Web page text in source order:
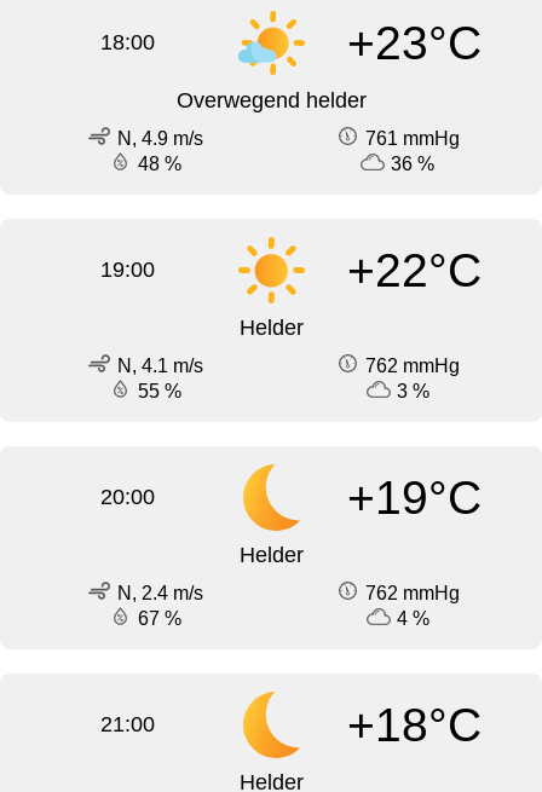
18:00 +23°C
Overwegend helder
N, 4.9 m/s
761 mmHg
48 %
36 %
19:00 +22°C
Helder
N, 4.1 m/s
762 mmHg
55 %
3 %
20:00 +19°C
Helder
N, 2.4 m/s
762 mmHg
67 %
4 %
21:00 +18°C
Helder